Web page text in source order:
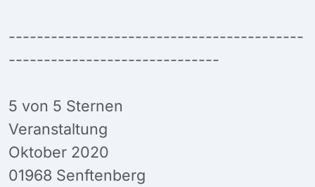
------------------------------------------
------------------------------
5 von 5 Sternen
Veranstaltung
Oktober 2020
01968 Senftenberg